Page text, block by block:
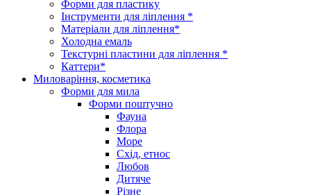
Форми для пластику
Інструменти для ліплення *
Матеріали для ліплення*
Холодна емаль
Текстурні пластини для ліплення *
Каттери*
Миловаріння, косметика
Форми для мила
Форми поштучно
Фауна
Флора
Море
Схід, етнос
Любов
Дитяче
Різне